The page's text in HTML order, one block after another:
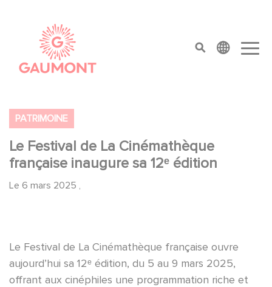
top menu
PATRIMOINE
Le Festival de La Cinémathèque
française inaugure sa 12ᵉ édition
Le 6 mars 2025 ,
Le Festival de La Cinémathèque française ouvre
aujourd’hui sa 12ᵉ édition, du 5 au 9 mars 2025,
offrant aux cinéphiles une programmation riche et